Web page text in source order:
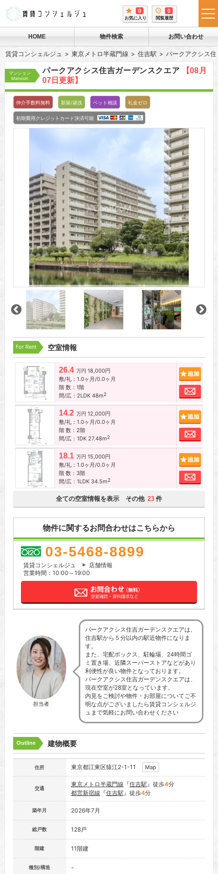
0
お気に入り
0
閲覧履歴
HOME 物件検索 お問い合わせ
賃貸コンシェルジュ 東京メトロ半蔵門線 住吉駅 パークアクシス
マンション
Mansion
パークアクシス住吉ガーデンスクエア
【08月
07日更新】
仲介手数料無料 新築/築浅 ペット相談 礼金ゼロ
初期費用クレジットカード決済可能
For Rent 空室情報
26.4 万円 18,000円
敷/礼：1.0ヶ月/0.0ヶ月
階 数：1階
間/広：2LDK 48m2
お問
14.2 万円 12,000円
敷/礼：1.0ヶ月/0.0ヶ月
階 数：2階
間/広：1DK 27.48m2
お問
18.1 万円 15,000円
敷/礼：1.0ヶ月/0.0ヶ月
階 数：3階
間/広：1LDK 34.5m2
お問
全ての空室情報を表示 その他 23 件
物件に関するお問合わせはこちらから
03-5468-8899
賃貸コンシェルジュ
店舗情報
営業時間：10:00～19:00
担当者
パークアクシス住吉ガーデンスクエアは、
住吉駅から５分以内の駅近物件になりま
す。
また、宅配ボックス、駐輪場、24時間ゴ
ミ置き場、近隣スーパーストアなどがあり
利便性が良い物件となっております。
パークアクシス住吉ガーデンスクエアは、
現在空室が28室となっています。
内見をご検討や物件・お部屋についてご不
明な点がございましたら賃貸コンシェルジ
ュまで気軽にお問い合わせください
Outline 建物概要
住所 東京都江東区猿江2-1-11 Map
交通
東京メトロ半蔵門線 『住吉駅』徒歩4分
都営新宿線 『住吉駅』徒歩4分
築年月 2026年7月
総戸数 128戸
階建 11階建
種別/構造 -